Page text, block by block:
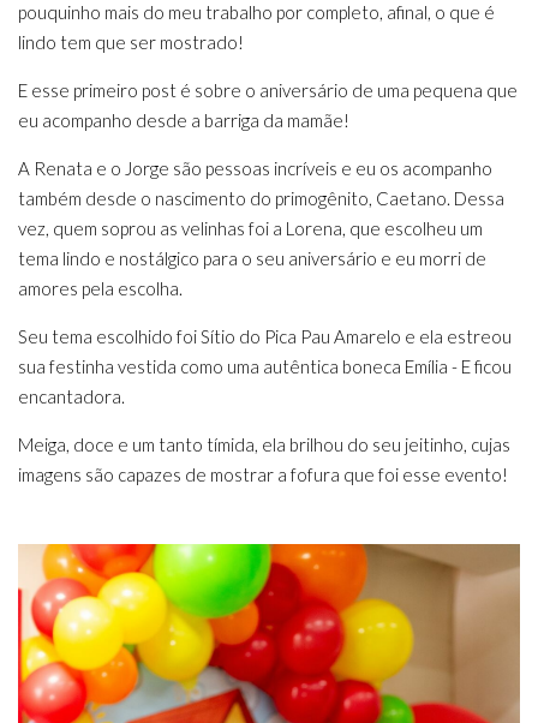
pouquinho mais do meu trabalho por completo, afinal, o que é
lindo tem que ser mostrado!
E esse primeiro post é sobre o aniversário de uma pequena que
eu acompanho desde a barriga da mamãe!
A Renata e o Jorge são pessoas incríveis e eu os acompanho
também desde o nascimento do primogênito, Caetano. Dessa
vez, quem soprou as velinhas foi a Lorena, que escolheu um
tema lindo e nostálgico para o seu aniversário e eu morri de
amores pela escolha.
Seu tema escolhido foi Sítio do Pica Pau Amarelo e ela estreou
sua festinha vestida como uma autêntica boneca Emília - E ficou
encantadora.
Meiga, doce e um tanto tímida, ela brilhou do seu jeitinho, cujas
imagens são capazes de mostrar a fofura que foi esse evento!